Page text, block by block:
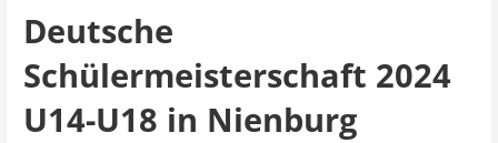
Deutsche
Schülermeisterschaft 2024
U14-U18 in Nienburg